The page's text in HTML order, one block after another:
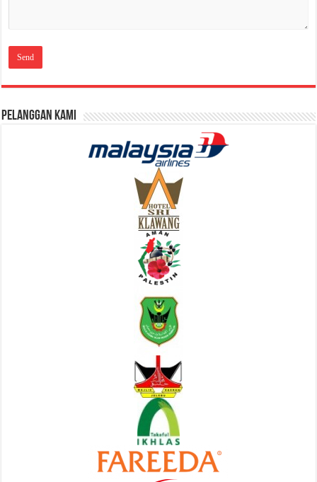
Pelanggan Kami